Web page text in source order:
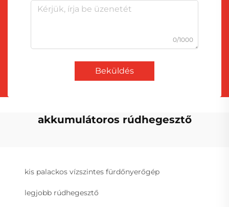
0/1000
Beküldés
akkumulátoros rúdhegesztő
kis palackos vízszintes fürdőnyerőgép
legjobb rúdhegesztő